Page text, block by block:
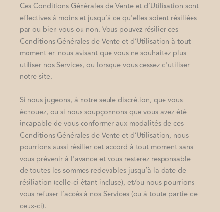
Ces Conditions Générales de Vente et d’Utilisation sont
effectives à moins et jusqu’à ce qu’elles soient résiliées
par ou bien vous ou non. Vous pouvez résilier ces
Conditions Générales de Vente et d’Utilisation à tout
moment en nous avisant que vous ne souhaitez plus
utiliser nos Services, ou lorsque vous cessez d’utiliser
notre site.
Si nous jugeons, à notre seule discrétion, que vous
échouez, ou si nous soupçonnons que vous avez été
incapable de vous conformer aux modalités de ces
Conditions Générales de Vente et d’Utilisation, nous
pourrions aussi résilier cet accord à tout moment sans
vous prévenir à l’avance et vous resterez responsable
de toutes les sommes redevables jusqu’à la date de
résiliation (celle-ci étant incluse), et/ou nous pourrions
vous refuser l’accès à nos Services (ou à toute partie de
ceux-ci).